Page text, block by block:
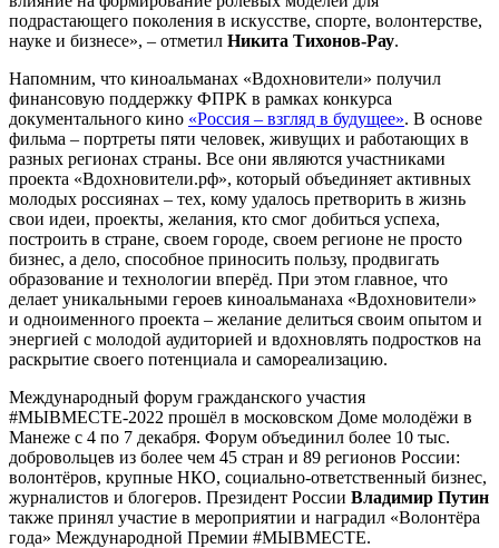
подрастающего поколения в искусстве, спорте, волонтерстве,
науке и бизнесе», – отметил Никита Тихонов-Рау.
Напомним, что киноальманах «Вдохновители» получил
финансовую поддержку ФПРК в рамках конкурса
документального кино «Россия – взгляд в будущее». В основе
фильма – портреты пяти человек, живущих и работающих в
разных регионах страны. Все они являются участниками
проекта «Вдохновители.рф», который объединяет активных
молодых россиянах – тех, кому удалось претворить в жизнь
свои идеи, проекты, желания, кто смог добиться успеха,
построить в стране, своем городе, своем регионе не просто
бизнес, а дело, способное приносить пользу, продвигать
образование и технологии вперёд. При этом главное, что
делает уникальными героев киноальманаха «Вдохновители»
и одноименного проекта – желание делиться своим опытом и
энергией с молодой аудиторией и вдохновлять подростков на
раскрытие своего потенциала и самореализацию.
Международный форум гражданского участия
#МЫВМЕСТЕ-2022 прошёл в московском Доме молодёжи в
Манеже с 4 по 7 декабря. Форум объединил более 10 тыс.
добровольцев из более чем 45 стран и 89 регионов России:
волонтёров, крупные НКО, социально-ответственный бизнес,
журналистов и блогеров. Президент России Владимир Путин
также принял участие в мероприятии и наградил «Волонтёра
года» Международной Премии #МЫВМЕСТЕ.